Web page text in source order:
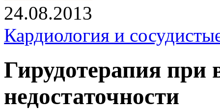
24.08.2013
Кардиология и
Гирудотерапия при
недостаточности